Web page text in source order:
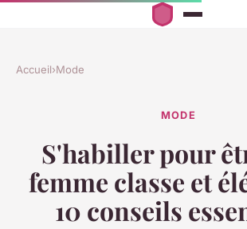
Accueil›Mode
MODE
S'habiller pour
femme classe et
10 conseils